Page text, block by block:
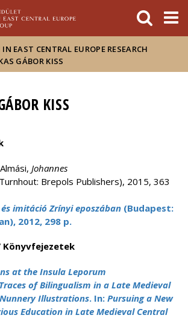
EAST CENTRAL EUROPE RESEARCH
GÁBOR KISS
KISS
Johannes
Brepols Publishers), 2015, 363
imitáció Zrínyi eposzában (Budapest:
2012, 298 p.
Könyvfejezetek
at the Insula Leporum
of Bilingualism in a Late Medieval
Illustrations. In: Pursuing a New
Education in Late Medieval Central